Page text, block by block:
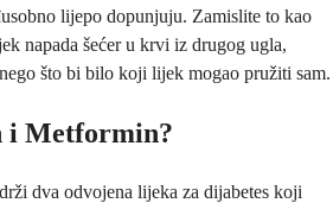
lijepo dopunjuju. Zamislite to kao
napada šećer u krvi iz drugog ugla,
što bi bilo koji lijek mogao pružiti sam.
i Metformin?
dva odvojena lijeka za dijabetes koji